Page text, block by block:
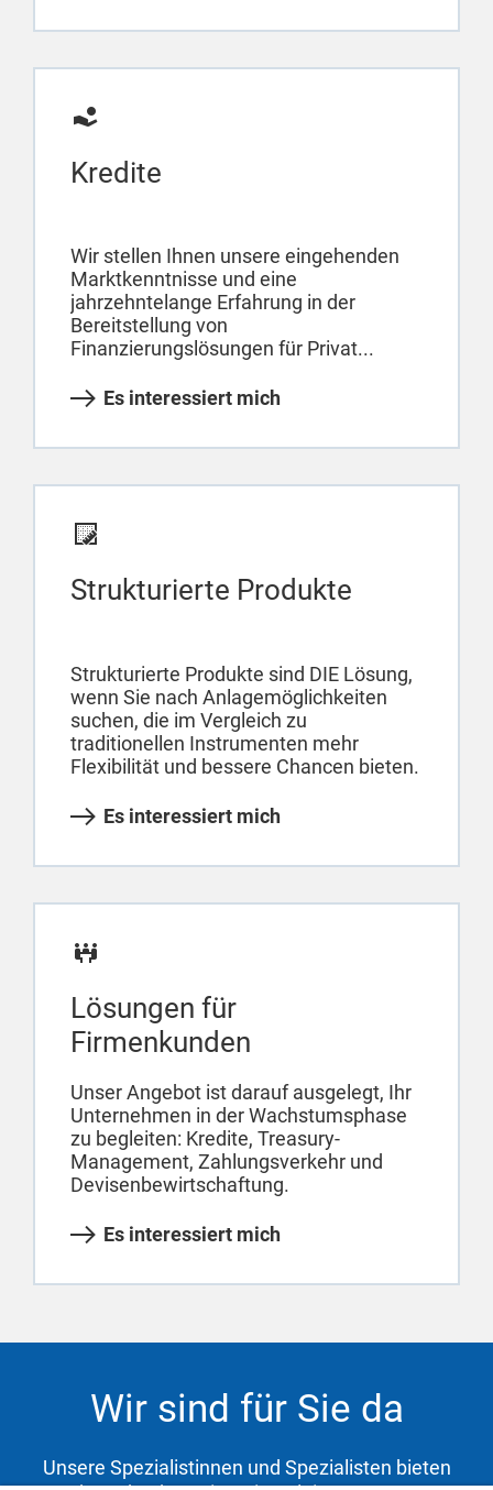
Kredite
Wir stellen Ihnen unsere eingehenden
Marktkenntnisse und eine
jahrzehntelange Erfahrung in der
Bereitstellung von
Finanzierungslösungen für Privat...
Es interessiert mich
Strukturierte Produkte
Strukturierte Produkte sind DIE Lösung,
wenn Sie nach Anlagemöglichkeiten
suchen, die im Vergleich zu
traditionellen Instrumenten mehr
Flexibilität und bessere Chancen bieten.
Es interessiert mich
Lösungen für
Firmenkunden
Unser Angebot ist darauf ausgelegt, Ihr
Unternehmen in der Wachstumsphase
zu begleiten: Kredite, Treasury-
Management, Zahlungsverkehr und
Devisenbewirtschaftung.
Es interessiert mich
Wir sind für Sie da
Unsere Spezialistinnen und Spezialisten bieten